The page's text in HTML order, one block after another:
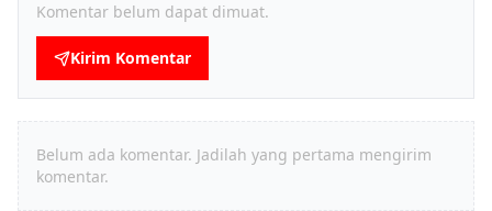
Komentar belum dapat dimuat.
Kirim Komentar
Belum ada komentar. Jadilah yang pertama mengirim
komentar.